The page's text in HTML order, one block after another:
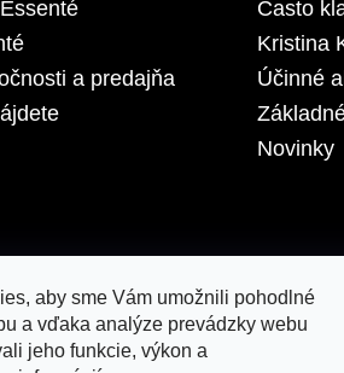
aby sme Vám umožnili pohodlné
a vďaka analýze prevádzky webu
jeho funkcie, výkon a
a predajňa
Často
Kristina
Účinné
Novinky